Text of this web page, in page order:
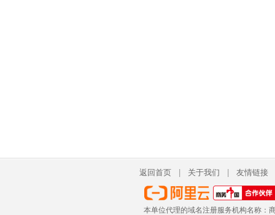
返回首页 关于我们 友情链接
本单位代理的域名注册服务机构名称：